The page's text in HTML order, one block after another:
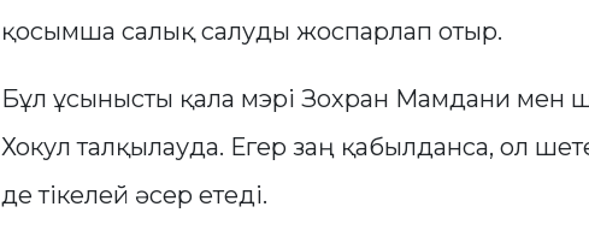
қосымша салық салуды жоспарлап отыр.
Бұл ұсынысты қала мэрі Зохран Мамдани мен
Хокул талқылауда. Егер заң қабылданса, ол
де тікелей әсер етеді.